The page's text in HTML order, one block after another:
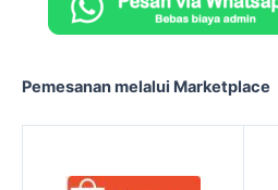
Pemesanan melalui Marketplace